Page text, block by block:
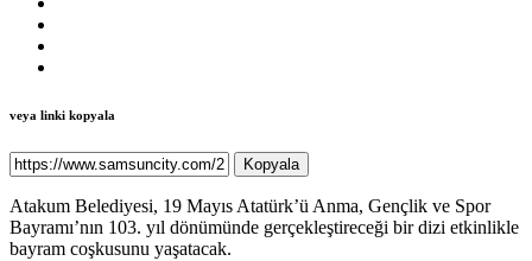
veya linki kopyala
Kopyala
Atakum Belediyesi, 19 Mayıs Atatürk’ü Anma, Gençlik ve Spor
Bayramı’nın 103. yıl dönümünde gerçekleştireceği bir dizi etkinlikle
bayram coşkusunu yaşatacak.